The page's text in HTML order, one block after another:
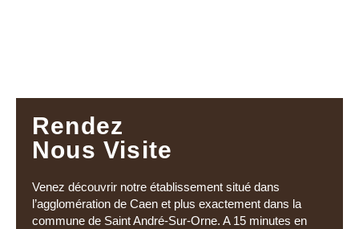
Rendez
Nous Visite
Venez découvrir notre établissement situé dans
l’agglomération de Caen et plus exactement dans la
commune de Saint André-Sur-Orne. A 15 minutes en